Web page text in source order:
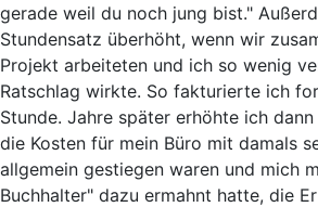
gerade weil du noch jung bist."
Stundensatz überhöht, wenn wir
Projekt arbeiteten und ich so wenig
Ratschlag wirkte. So fakturierte ich
Stunde. Jahre später erhöhte ich
die Kosten für mein Büro mit damals
allgemein gestiegen waren und mich
Buchhalter" dazu ermahnt hatte, die